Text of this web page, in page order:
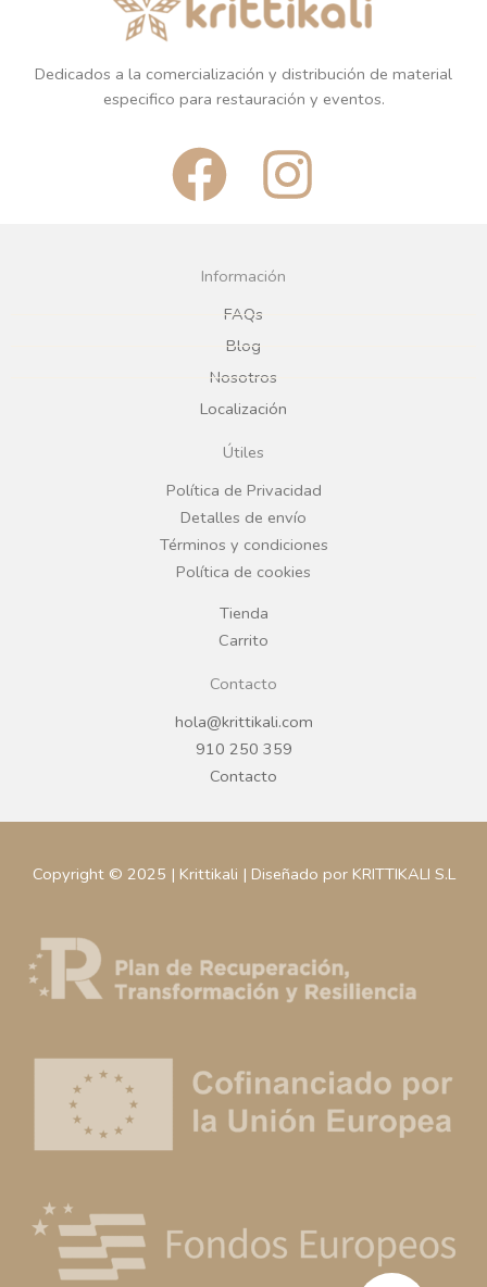
Dedicados a la comercialización y distribución de material
especifico para restauración y eventos.
F
a
c
e
b
o
o
k
I
n
g
r
a
Información
FAQs
Blog
Nosotros
Localización
Útiles
Política de Privacidad
Detalles de envío
Términos y condiciones
Política de cookies
Tienda
Carrito
Contacto
hola@krittikali.com
910 250 359
Contacto
Copyright © 2025 | Krittikali | Diseñado por KRITTIKALI S.L